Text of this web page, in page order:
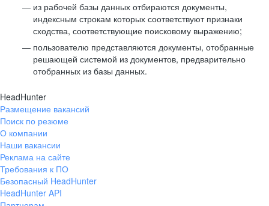
из рабочей базы данных отбираются документы,
индексным строкам которых соответствуют признаки
сходства, соответствующие поисковому выражению;
пользователю представляются документы, отобранные
решающей системой из документов, предварительно
отобранных из базы данных.
HeadHunter
Размещение вакансий
Поиск по резюме
О компании
Наши вакансии
Реклама на сайте
Требования к ПО
Безопасный HeadHunter
HeadHunter API